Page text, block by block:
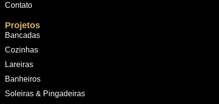
Contato
Projetos
Bancadas
Cozinhas
Lareiras
Banheiros
Soleiras & Pingadeiras